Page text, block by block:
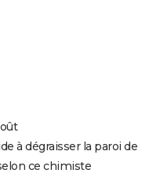
à dégraisser la paroi de
ce chimiste